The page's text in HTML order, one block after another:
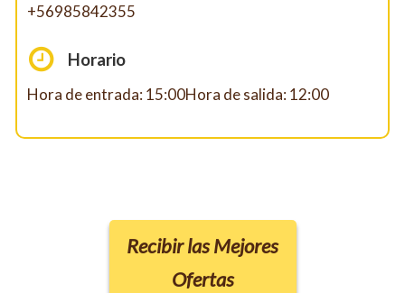
+56985842355
Horario
Hora de entrada: 15:00Hora de salida: 12:00
Recibir las Mejores
Ofertas